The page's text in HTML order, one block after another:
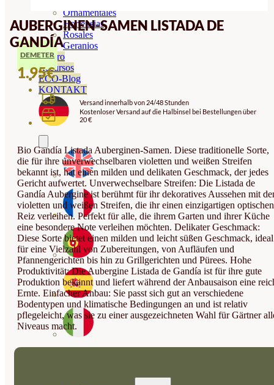
Ornamentales
Hortensias
Rosales
Geranios
Vivero
Recursos
ECO-Blog
KONTAKT
AUBERGINEN-SAMEN LISTADA DE
GANDÍA
DEMETER
1.95€
Versand innerhalb von 24/48 Stunden
Kostenloser Versand auf die Halbinsel bei Bestellungen über
20 €
Bio Gandía Listada Auberginen-Samen. Diese traditionelle Sorte,
die für ihre unverwechselbaren violetten und weißen Streifen
bekannt ist, hat einen milden und delikaten Geschmack, der jedes
Gericht aufwertet. Unverwechselbare Streifen: Die Listada de
Gandía Aubergine ist berühmt für ihr dekoratives Aussehen mit
violetten und weißen Streifen, die ihr einen einzigartigen optischen
Reiz verleihen. Perfekt für alle, die ihrem Garten und ihrer Küche
eine besondere Note verleihen möchten. Delikater Geschmack:
Diese Sorte bietet einen milden und leicht süßen Geschmack, ideal
für eine Vielzahl von Zubereitungen, von Aufläufen und
Pfannengerichten bis hin zu Grillgerichten und Pürees. Hohe
Produktivität: Die Aubergine Listada de Gandía ist für ihre gute
Produktion bekannt und liefert während der Anbausaison eine
Ernte. Einfacher Anbau: Sie passt sich gut an verschiedene
Bodentypen und klimatische Bedingungen an und ist relativ
pflegeleicht, was sie zu einer ausgezeichneten Wahl für Gärtner
Niveaus macht.